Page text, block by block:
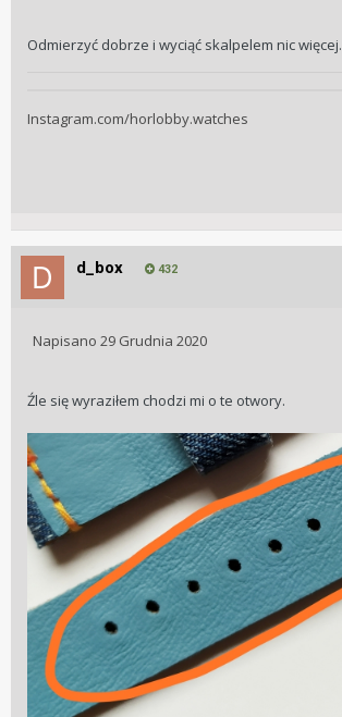
Odmierzyć dobrze i wyciąć skalpelem nic więcej.
Instagram.com/horlobby.watches
d_box 432
Napisano 29 Grudnia 2020
Źle się wyraziłem chodzi mi o te otwory.